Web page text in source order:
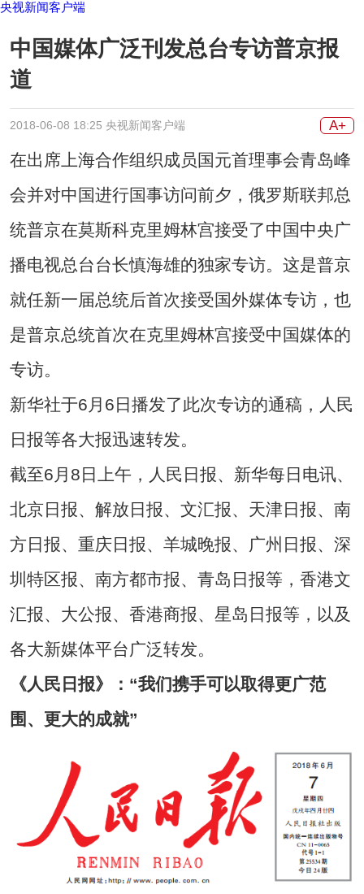
央视新闻客户端
中国媒体广泛刊发总台专访普京报
道
2018-06-08 18:25 央视新闻客户端 A+
在出席上海合作组织成员国元首理事会青岛峰
会并对中国进行国事访问前夕，俄罗斯联邦总
统普京在莫斯科克里姆林宫接受了中国中央广
播电视总台台长慎海雄的独家专访。这是普京
就任新一届总统后首次接受国外媒体专访，也
是普京总统首次在克里姆林宫接受中国媒体的
专访。
新华社于6月6日播发了此次专访的通稿，人民
日报等各大报迅速转发。
截至6月8日上午，人民日报、新华每日电讯、
北京日报、解放日报、文汇报、天津日报、南
方日报、重庆日报、羊城晚报、广州日报、深
圳特区报、南方都市报、青岛日报等，香港文
汇报、大公报、香港商报、星岛日报等，以及
各大新媒体平台广泛转发。
《人民日报》：“我们携手可以取得更广范
围、更大的成就”